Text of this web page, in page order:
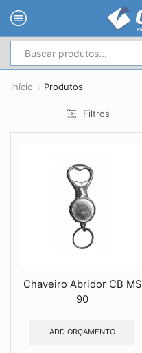
Início Produtos
Filtros
Chaveiro Abridor CB MS
90
ADD ORÇAMENTO